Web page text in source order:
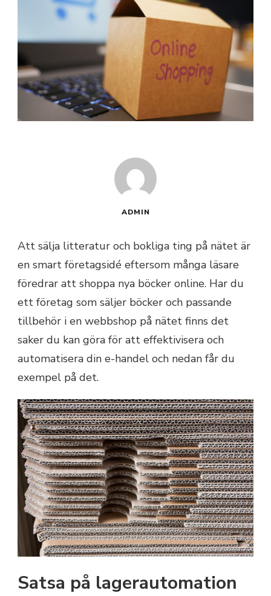
ADMIN
Att sälja litteratur och bokliga ting på nätet är
en smart företagsidé eftersom många läsare
föredrar att shoppa nya böcker online. Har du
ett företag som säljer böcker och passande
tillbehör i en webbshop på nätet finns det
saker du kan göra för att effektivisera och
automatisera din e-handel och nedan får du
exempel på det.
Satsa på lagerautomation